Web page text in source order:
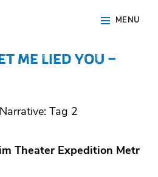
MENU
ME LIED YOU –
Tag 2
Theater Expedition Metr